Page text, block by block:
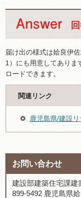
届け出の様式は姶良伊
1）にも用意してありま
ロードできます。
関連リンク
鹿児島県/建設
お問い合わせ
建設部建築住宅課建
899-5492 鹿児島県